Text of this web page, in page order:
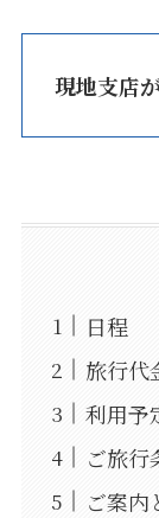
現地支店
日程
旅行代
利用予
ご旅行
ご案内